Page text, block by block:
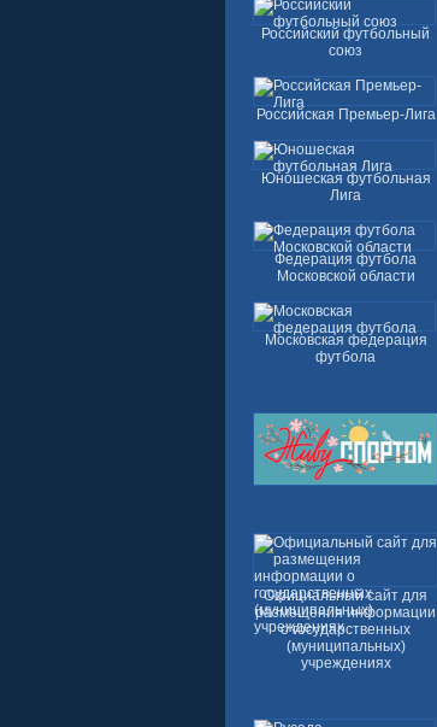
Российский футбольный
союз
Российская Премьер-Лига
Юношеская футбольная
Лига
Федерация футбола
Московской области
Московская федерация
футбола
Официальный сайт для
размещения информации
о государственных
(муниципальных)
учреждениях